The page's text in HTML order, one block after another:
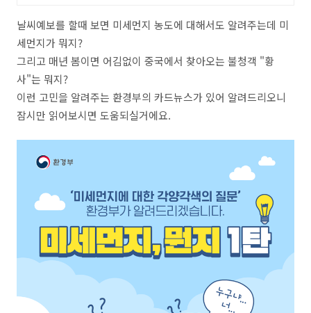
날씨예보를 할때 보면 미세먼지 농도에 대해서도 알려주는데 미
세먼지가 뭐지?
그리고 매년 봄이면 어김없이 중국에서 찾아오는 불청객 "황
사"는 뭐지?
이런 고민을 알려주는 환경부의 카드뉴스가 있어 알려드리오니
잠시만 읽어보시면 도움되실거에요.